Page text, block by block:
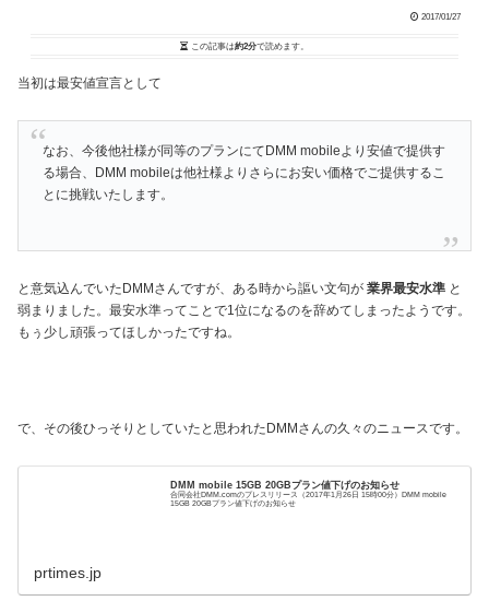
2017/01/27
この記事は約2分で読めます。
当初は最安値宣言として
なお、今後他社様が同等のプランにてDMM mobileより安値で提供す
る場合、DMM mobileは他社様よりさらにお安い価格でご提供するこ
とに挑戦いたします。
と意気込んでいたDMMさんですが、ある時から謳い文句が 業界最安水準 と
弱まりました。最安水準ってことで1位になるのを辞めてしまったようです。
もぅ少し頑張ってほしかったですね。
で、その後ひっそりとしていたと思われたDMMさんの久々のニュースです。
DMM mobile 15GB 20GBプラン値下げのお知らせ
合同会社DMM.comのプレスリリース（2017年1月26日 15時00分）DMM mobile
15GB 20GBプラン値下げのお知らせ
prtimes.jp